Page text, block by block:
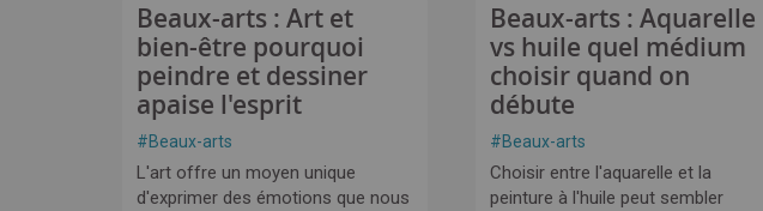
Beaux-arts : Art et
bien-être pourquoi
peindre et dessiner
apaise l'esprit
#Beaux-arts
L'art offre un moyen unique
d'exprimer des émotions que nous
Beaux-arts : Aquarelle
vs huile quel médium
choisir quand on
débute
#Beaux-arts
Choisir entre l'aquarelle et la
peinture à l'huile peut sembler